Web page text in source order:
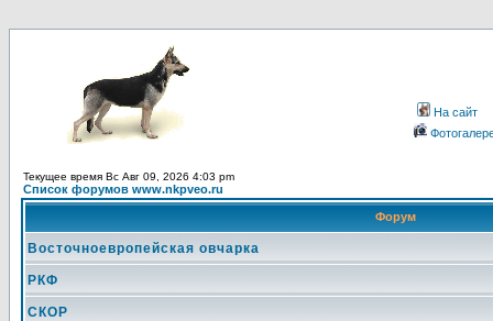
На сайт
Текущее время Вс Авг 09, 2026 4:03 pm
Список форумов www.nkpveo.ru
Форум
Восточноевропейская овчарка
РКФ
СКОР